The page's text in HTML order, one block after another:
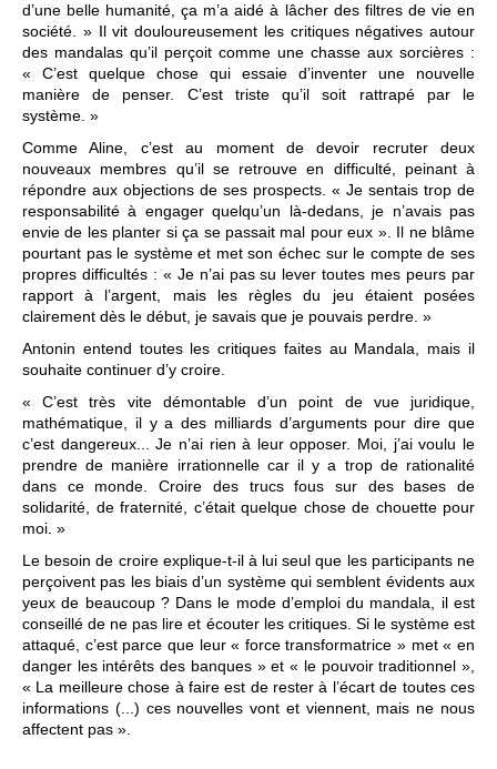
d’une belle humanité, ça m’a aidé à lâcher des filtres de vie en
société. » Il vit douloureusement les critiques négatives autour
des mandalas qu’il perçoit comme une chasse aux sorcières :
« C’est quelque chose qui essaie d’inventer une nouvelle
manière de penser. C’est triste qu’il soit rattrapé par le
système. »
Comme Aline, c’est au moment de devoir recruter deux
nouveaux membres qu’il se retrouve en difficulté, peinant à
répondre aux objections de ses prospects. « Je sentais trop de
responsabilité à engager quelqu’un là-dedans, je n’avais pas
envie de les planter si ça se passait mal pour eux ». Il ne blâme
pourtant pas le système et met son échec sur le compte de ses
propres difficultés : « Je n’ai pas su lever toutes mes peurs par
rapport à l’argent, mais les règles du jeu étaient posées
clairement dès le début, je savais que je pouvais perdre. »
Antonin entend toutes les critiques faites au Mandala, mais il
souhaite continuer d’y croire.
« C’est très vite démontable d’un point de vue juridique,
mathématique, il y a des milliards d’arguments pour dire que
c’est dangereux... Je n’ai rien à leur opposer. Moi, j’ai voulu le
prendre de manière irrationnelle car il y a trop de rationalité
dans ce monde. Croire des trucs fous sur des bases de
solidarité, de fraternité, c’était quelque chose de chouette pour
moi. »
Le besoin de croire explique-t-il à lui seul que les participants ne
perçoivent pas les biais d’un système qui semblent évidents aux
yeux de beaucoup ? Dans le mode d’emploi du mandala, il est
conseillé de ne pas lire et écouter les critiques. Si le système est
attaqué, c’est parce que leur « force transformatrice » met « en
danger les intérêts des banques » et « le pouvoir traditionnel »,
« La meilleure chose à faire est de rester à l’écart de toutes ces
informations (...) ces nouvelles vont et viennent, mais ne nous
affectent pas ».